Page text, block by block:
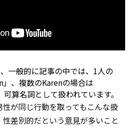
一般的に記事の中では、1人の
、複数のKarenの場合は
可算名詞として扱われています。
が同じ行動を取ってもこんな扱
差別的だという意見が多いこと